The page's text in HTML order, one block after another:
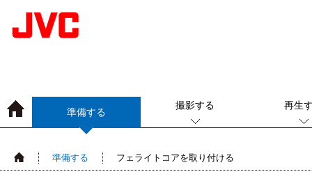
準備する
撮影する 再生
準備する フェライトコアを取り付ける